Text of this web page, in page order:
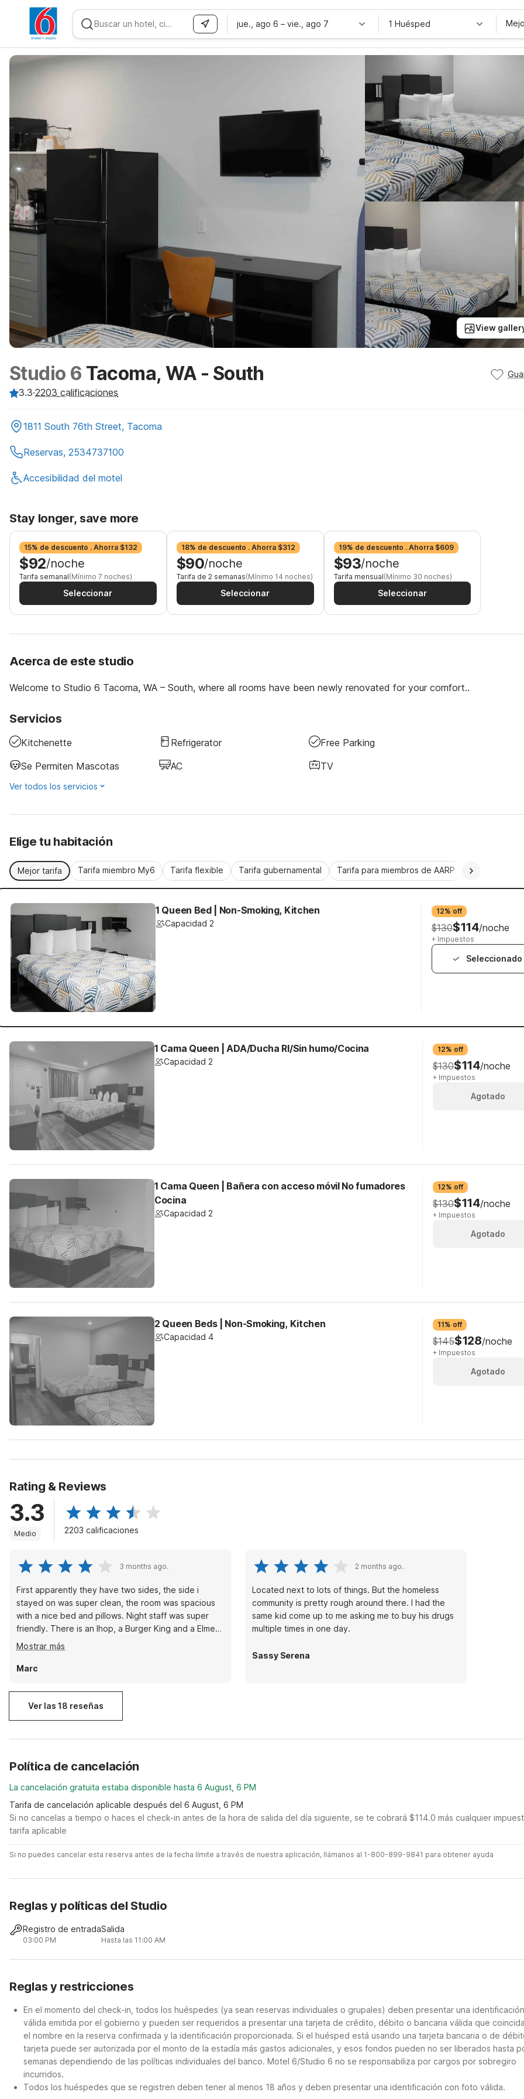
WIZARD MEMBER
jue., ago 6 – vie., ago 7 1 Huésped
View
Studio 6 Tacoma, WA - South
3.3·2203 calificaciones
1811 South 76th Street, Tacoma
Reservas, 2534737100
Accesibilidad del motel
Stay longer, save more
15% de descuento . Ahorra $132
$92/noche
Tarifa semanal(Mínimo 7 noches)
Seleccionar
18% de descuento . Ahorra $312
$90/noche
Tarifa de 2 semanas(Mínimo 14 noches)
Seleccionar
19% de descuento . Ahorra $609
$93/noche
Tarifa mensual(Mínimo 30 noches)
Seleccionar
Acerca de este studio
Welcome to Studio 6 Tacoma, WA – South, where all rooms have been newly renovated for your comfort..
Servicios
Kitchenette Refrigerator
Free Parking
Se Permiten Mascotas
AC TV
Ver todos los servicios
Elige tu habitación
Mejor tarifa Tarifa miembro My6 Tarifa flexible Tarifa gubernamental Tarifa para miembros de AARP
1 Queen Bed | Non-Smoking, Kitchen
Capacidad 2
12% off
$130$114/noche
+ Impuestos
Seleccionado
1 Cama Queen | ADA/Ducha RI/Sin humo/Cocina
Capacidad 2
12% off
$130$114/noche
+ Impuestos
Agotado
1 Cama Queen | Bañera con acceso móvil No fumadores
Cocina
Capacidad 2
12% off
$130$114/noche
+ Impuestos
Agotado
2 Queen Beds | Non-Smoking, Kitchen
Capacidad 4
11% off
$145$128/noche
+ Impuestos
Agotado
Rating & Reviews
3.3
Medio 2203 calificaciones
3 months ago.
First apparently they have two sides, the side i
stayed on was super clean, the room was spacious
with a nice bed and pillows. Night staff was super
friendly. There is an Ihop, a Burger King and a Elmers
all basically in same parking lot.
Mostrar más
Marc
2 months ago.
Located next to lots of things. But the homeless
community is pretty rough around there. I had the
same kid come up to me asking me to buy his drugs
multiple times in one day.
Sassy Serena
Ver las 18 reseñas
Política de cancelación
La cancelación gratuita estaba disponible hasta 6 August, 6 PM
Tarifa de cancelación aplicable después del 6 August, 6 PM
Si no cancelas a tiempo o haces el check-in antes de la hora de salida del día siguiente, se te cobrará $114.0 más cualquier
tarifa aplicable
Si no puedes cancelar esta reserva antes de la fecha límite a través de nuestra aplicación, llámanos al 1-800-899-9841 para obtener ayuda
Reglas y políticas del Studio
Registro de entrada
03:00 PM
Salida
Hasta las 11:00 AM
Reglas y restricciones
En el momento del check-in, todos los huéspedes (ya sean reservas individuales o grupales) deben presentar una identificación
válida emitida por el gobierno y pueden ser requeridos a presentar una tarjeta de crédito, débito o bancaria válida que
el nombre en la reserva confirmada y la identificación proporcionada. Si el huésped está usando una tarjeta bancaria o de
tarjeta puede ser autorizada por el monto de la estadía más gastos adicionales, y esos fondos pueden no ser liberados hasta
semanas dependiendo de las políticas individuales del banco. Motel 6/Studio 6 no se responsabiliza por cargos por sobregiro
incurridos.
Todos los huéspedes que se registren deben tener al menos 18 años y deben presentar una identificación con foto válida.